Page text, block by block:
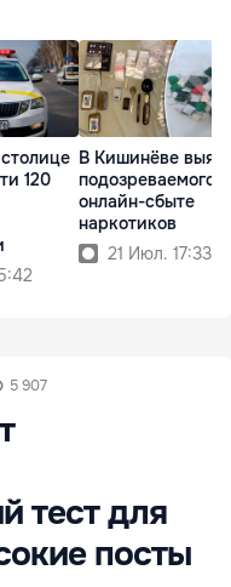
120
В Кишинёве
подозреваемого в
онлайн-сбыте
наркотиков
21 Июл. 17:33
5 907
тест для
посты